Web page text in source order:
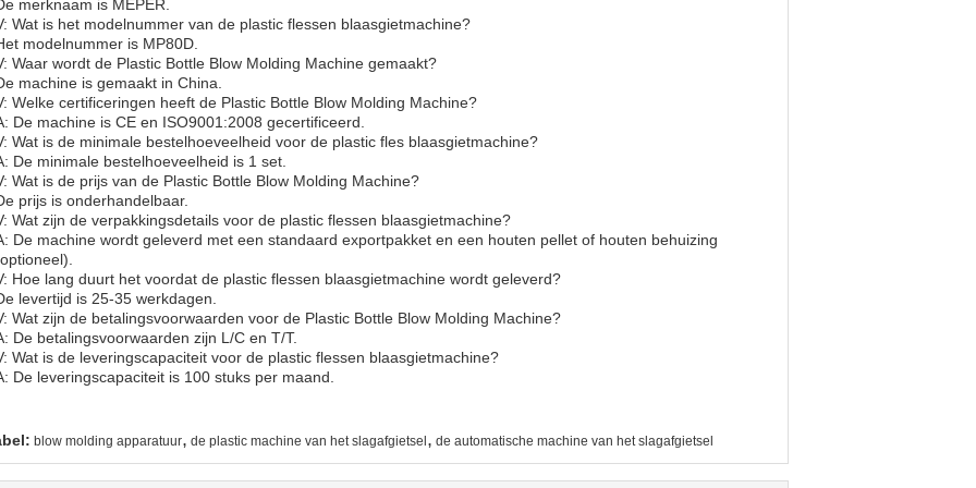
merknaam is MEPER.
Wat is het modelnummer van de plastic flessen blaasgietmachine?
modelnummer is MP80D.
Waar wordt de Plastic Bottle Blow Molding Machine gemaakt?
machine is gemaakt in China.
Welke certificeringen heeft de Plastic Bottle Blow Molding Machine?
De machine is CE en ISO9001:2008 gecertificeerd.
Wat is de minimale bestelhoeveelheid voor de plastic fles blaasgietmachine?
De minimale bestelhoeveelheid is 1 set.
Wat is de prijs van de Plastic Bottle Blow Molding Machine?
prijs is onderhandelbaar.
Wat zijn de verpakkingsdetails voor de plastic flessen blaasgietmachine?
De machine wordt geleverd met een standaard exportpakket en een houten pellet of houten behuizing
Hoe lang duurt het voordat de plastic flessen blaasgietmachine wordt geleverd?
levertijd is 25-35 werkdagen.
Wat zijn de betalingsvoorwaarden voor de Plastic Bottle Blow Molding Machine?
De betalingsvoorwaarden zijn L/C en T/T.
Wat is de leveringscapaciteit voor de plastic flessen blaasgietmachine?
De leveringscapaciteit is 100 stuks per maand.
blow molding apparatuur, de plastic machine van het slagafgietsel , de automatische machine van het slagafgietsel